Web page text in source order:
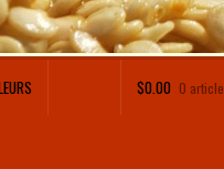
$0.00 0 article